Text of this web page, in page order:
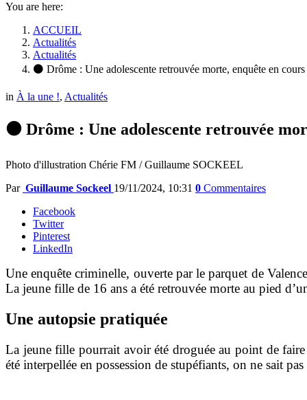
You are here:
ACCUEIL
Actualités
Actualités
⚫ Drôme : Une adolescente retrouvée morte, enquête en cours
in À la une !, Actualités
⚫ Drôme : Une adolescente retrouvée
Photo d'illustration Chérie FM / Guillaume SOCKEEL
Par Guillaume Sockeel 19/11/2024, 10:31 0 Commentaires
Facebook
Twitter
Pinterest
LinkedIn
Une enquête criminelle, ouverte par le parquet de
La jeune fille de 16 ans a été retrouvée morte au pied
Une autopsie pratiquée
La jeune fille pourrait avoir été droguée au point de
été interpellée en possession de stupéfiants, on ne sait